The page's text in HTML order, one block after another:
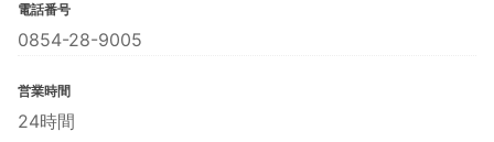
電話番号
0854-28-9005
営業時間
24時間